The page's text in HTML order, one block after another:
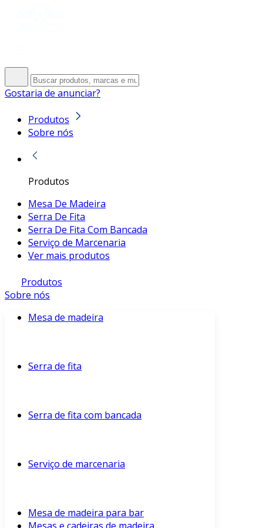
Gostaria de anunciar?
Produtos
Sobre nós
Produtos
Mesa De Madeira
Serra De Fita
Serra De Fita Com Bancada
Serviço de Marcenaria
Ver mais produtos
Produtos
Sobre nós
Mesa de madeira
Serra de fita
Serra de fita com bancada
Serviço de marcenaria
Mesa de madeira para bar